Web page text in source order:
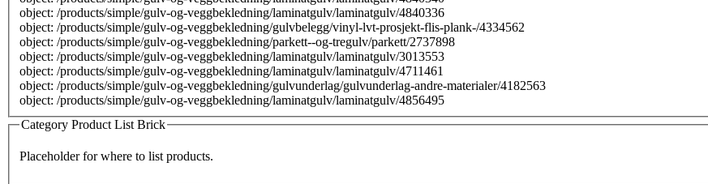
object: /products/simple/gulv-og-veggbekledning/laminatgulv/laminatgulv/4840336
object: /products/simple/gulv-og-veggbekledning/gulvbelegg/vinyl-lvt-prosjekt-flis-plank-/4334562
object: /products/simple/gulv-og-veggbekledning/parkett--og-tregulv/parkett/2737898
object: /products/simple/gulv-og-veggbekledning/laminatgulv/laminatgulv/3013553
object: /products/simple/gulv-og-veggbekledning/laminatgulv/laminatgulv/4711461
object: /products/simple/gulv-og-veggbekledning/gulvunderlag/gulvunderlag-andre-materialer/4182563
object: /products/simple/gulv-og-veggbekledning/laminatgulv/laminatgulv/4856495
Category Product List Brick
Placeholder for where to list products.